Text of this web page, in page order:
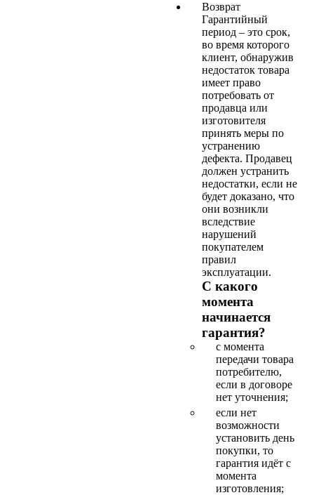
Возврат
Гарантийный
период – это срок,
во время которого
клиент, обнаружив
недостаток товара
имеет право
потребовать от
продавца или
изготовителя
принять меры по
устранению
дефекта. Продавец
должен устранить
недостатки, если не
будет доказано, что
они возникли
вследствие
нарушений
покупателем
правил
эксплуатации.
С какого
момента
начинается
гарантия?
с момента
передачи товара
потребителю,
если в договоре
нет уточнения;
если нет
возможности
установить день
покупки, то
гарантия идёт с
момента
изготовления;